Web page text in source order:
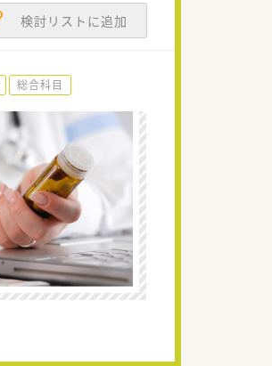
検討リストに追加
総合科目